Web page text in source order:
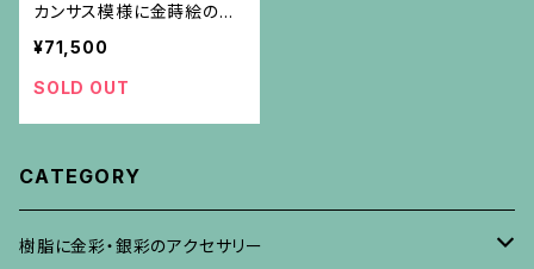
カンサス模様に金蒔絵のフ
レームのブローチ
¥71,500
SOLD OUT
CATEGORY
樹脂に金彩・銀彩のアクセサリー